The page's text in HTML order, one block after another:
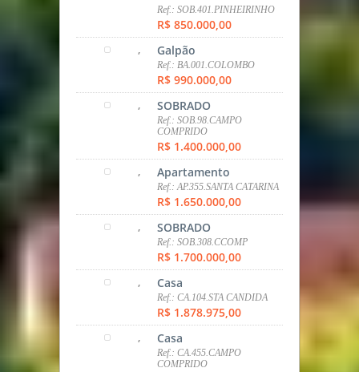
FELICIDADE
R$ 695.000,00
Apartamento
Ref.: AP411.ECOVILLE
R$ 710.000,00
Terreno
Ref.: TER.SÃO BRAZ
R$ 780.000,00
Casa
Ref.: CA.402.SÃO BRAZ
R$ 780.000,00
SOBRADO
Ref.: SOB.10.NOVO MUNDO
R$ 830.000,00
SOBRADO
Ref.: SOB.401.PINHEIRINHO
R$ 850.000,00
Galpão
Ref.: BA.001.COLOMBO
R$ 990.000,00